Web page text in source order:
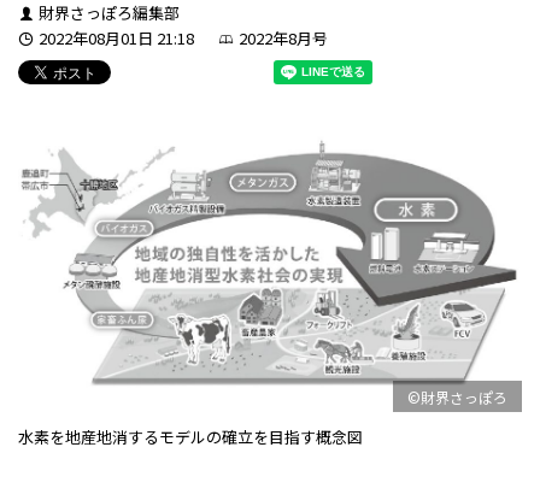
財界さっぽろ編集部
2022年08月01日 21:18
2022年8月号
©財界さっぽろ
水素を地産地消するモデルの確立を目指す概念図